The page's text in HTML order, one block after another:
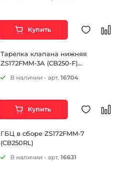
Купить
Тарелка клапана нижняя
ZS172FMM-3A (CB250-F)
В наличии - арт.16704
Купить
ГБЦ в сборе ZS172FMM-7
(CB250RL)
В наличии - арт.16631